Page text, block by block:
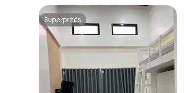
Superpritës
Superpritës